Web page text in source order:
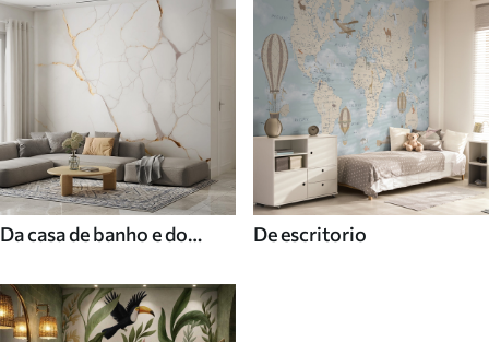
Da casa de banho e do
De escritorio